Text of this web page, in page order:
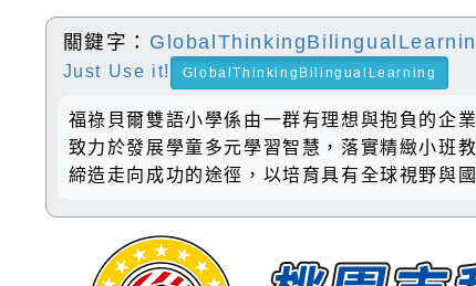
關鍵字：
Just Use it! GlobalThinkingBilingualLearning
福祿貝爾雙語小學係由一群有理想與抱負的企
致力於發展學童多元學習智慧，落實精緻小班
締造走向成功的途徑，以培育具有全球視野與